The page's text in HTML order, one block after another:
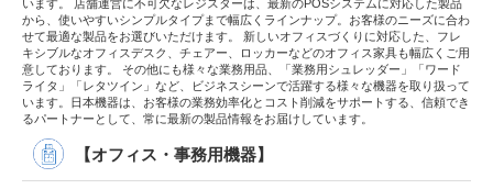
います。 店舗運営に不可欠なレジスターは、最新のPOSシステムに対応した製品
から、使いやすいシンプルタイプまで幅広くラインナップ。お客様のニーズに合わ
せて最適な製品をお選びいただけます。 新しいオフィスづくりに対応した、フレ
キシブルなオフィスデスク、チェアー、ロッカーなどのオフィス家具も幅広くご用
意しております。 その他にも様々な業務用品、「業務用シュレッダー」「ワード
ライタ」「レタツイン」など、ビジネスシーンで活躍する様々な機器を取り扱って
います。日本機器は、お客様の業務効率化とコスト削減をサポートする、信頼でき
るパートナーとして、常に最新の製品情報をお届けしています。
【オフィス・事務用機器】